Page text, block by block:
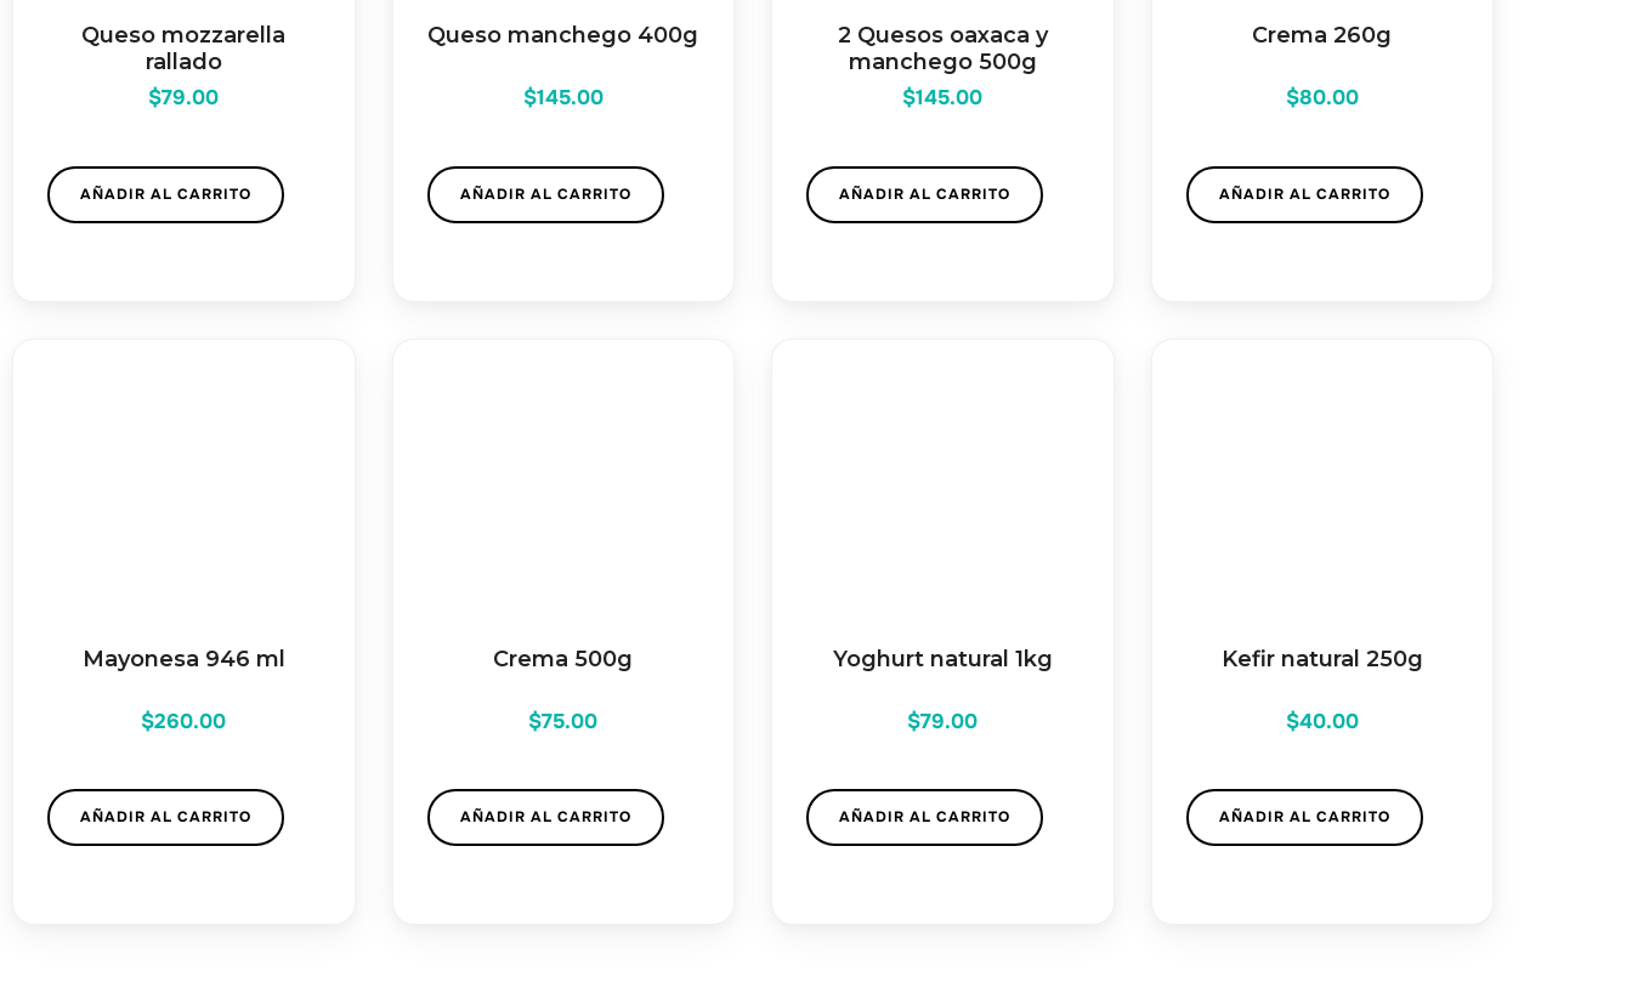
Queso mozzarella
rallado
$79.00
AÑADIR AL CARRITO
Queso manchego 400g
$145.00
AÑADIR AL CARRITO
2 Quesos oaxaca y
manchego 500g
$145.00
AÑADIR AL CARRITO
Crema 260g
$80.00
AÑADIR AL CARRITO
Mayonesa 946 ml
$260.00
AÑADIR AL CARRITO
Crema 500g
$75.00
AÑADIR AL CARRITO
Yoghurt natural 1kg
$79.00
AÑADIR AL CARRITO
Kefir natural 250g
$40.00
AÑADIR AL CARRITO